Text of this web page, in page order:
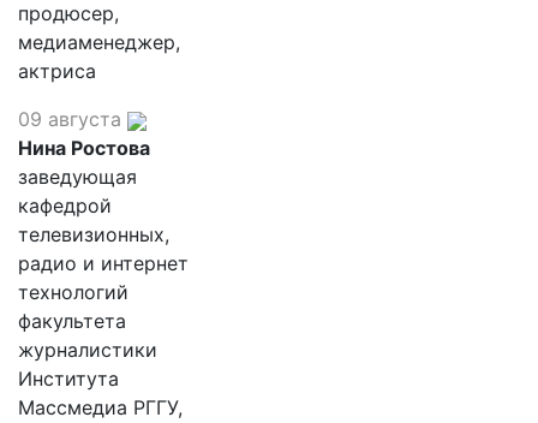
продюсер,
медиаменеджер,
актриса
09 августа
Нина Ростова
заведующая
кафедрой
телевизионных,
радио и интернет
технологий
факультета
журналистики
Института
Массмедиа РГГУ,